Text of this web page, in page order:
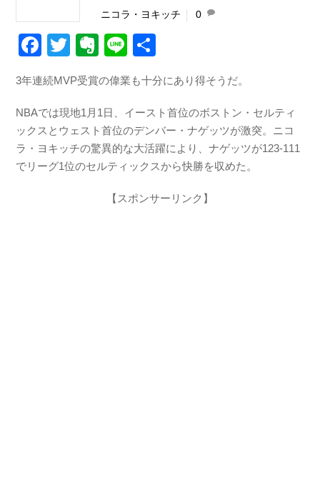
ニコラ・ヨキッチ 0
F
c
e
b
o
T
tt
er
E
er
n
ot
e
Li
e
3年連続MVP受賞の偉業も十分にあり得そうだ。
NBAでは現地1月1日、イースト首位のボストン・セルティ
ックスとウェスト首位のデンバー・ナゲッツが激突。ニコ
ラ・ヨキッチの驚異的な大活躍により、ナゲッツが123-111
でリーグ1位のセルティックスから快勝を収めた。
【スポンサーリンク】